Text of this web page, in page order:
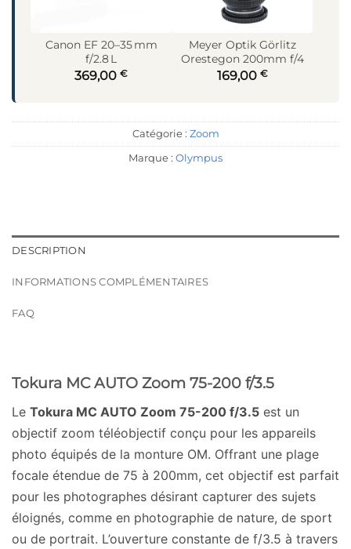
Canon EF 20–35 mm
f/2.8 L
369,00 €
Meyer Optik Görlitz
Orestegon 200mm f/4
169,00 €
Catégorie : Zoom
Marque : Olympus
DESCRIPTION
INFORMATIONS COMPLÉMENTAIRES
FAQ
Tokura MC AUTO Zoom 75-200 f/3.5
Le Tokura MC AUTO Zoom 75-200 f/3.5 est un
objectif zoom téléobjectif conçu pour les appareils
photo équipés de la monture OM. Offrant une plage
focale étendue de 75 à 200mm, cet objectif est parfait
pour les photographes désirant capturer des sujets
éloignés, comme en photographie de nature, de sport
ou de portrait. L’ouverture constante de f/3.5 à travers